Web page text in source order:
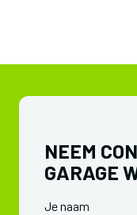
NEEM
GARAGE
Je naam